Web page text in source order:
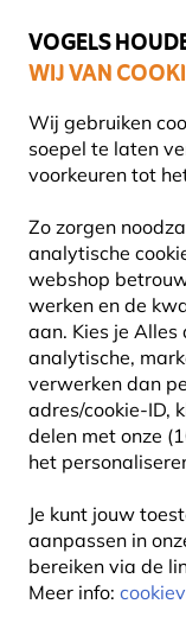
VOGELS
WIJ VAN
Wij gebruiken
soepel te laten
voorkeuren tot
Zo zorgen
analytische
webshop
werken en de
aan. Kies je
analytische,
verwerken dan
adres/cookie-ID,
delen met onze
het
Je kunt jouw
aanpassen in
bereiken via de
Meer info: